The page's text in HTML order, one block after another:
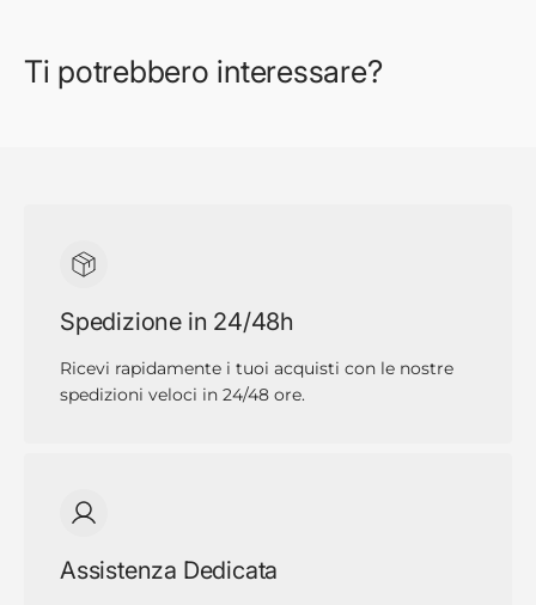
Ti potrebbero interessare?
Spedizione in 24/48h
Ricevi rapidamente i tuoi acquisti con le nostre
spedizioni veloci in 24/48 ore.
Assistenza Dedicata